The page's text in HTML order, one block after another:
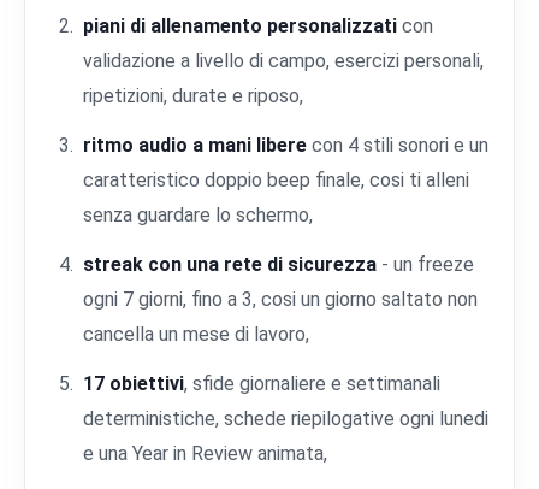
piani di allenamento personalizzati con
validazione a livello di campo, esercizi personali,
ripetizioni, durate e riposo,
ritmo audio a mani libere con 4 stili sonori e un
caratteristico doppio beep finale, cosi ti alleni
senza guardare lo schermo,
streak con una rete di sicurezza - un freeze
ogni 7 giorni, fino a 3, cosi un giorno saltato non
cancella un mese di lavoro,
17 obiettivi, sfide giornaliere e settimanali
deterministiche, schede riepilogative ogni lunedi
e una Year in Review animata,